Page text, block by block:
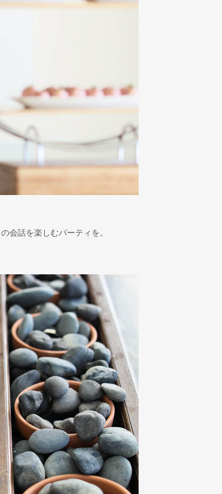
会話を楽しむパーティを。